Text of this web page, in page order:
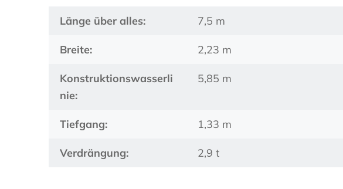
Länge über alles: 7,5 m
Breite: 2,23 m
Konstruktionswasserli
nie:
5,85 m
Tiefgang: 1,33 m
Verdrängung: 2,9 t